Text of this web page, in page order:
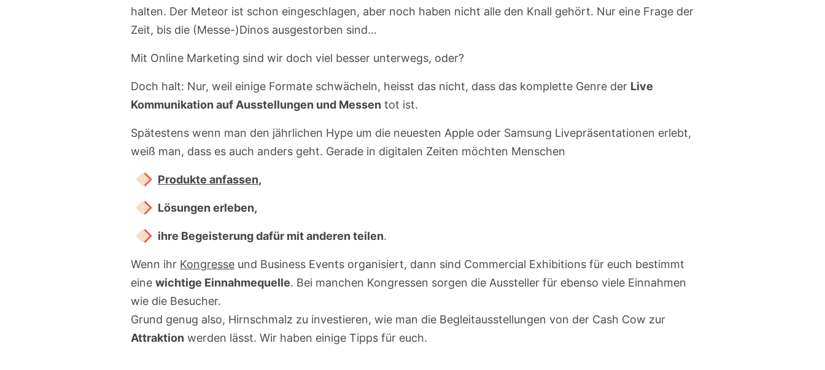
halten. Der Meteor ist schon eingeschlagen, aber noch haben nicht alle den Knall gehört. Nur eine Frage der
Zeit, bis die (Messe-)Dinos ausgestorben sind…
Mit Online Marketing sind wir doch viel besser unterwegs, oder?
Doch halt: Nur, weil einige Formate schwächeln, heisst das nicht, dass das komplette Genre der Live
Kommunikation auf Ausstellungen und Messen tot ist.
Spätestens wenn man den jährlichen Hype um die neuesten Apple oder Samsung Livepräsentationen erlebt,
weiß man, dass es auch anders geht. Gerade in digitalen Zeiten möchten Menschen
Produkte anfassen,
Lösungen erleben,
ihre Begeisterung dafür mit anderen teilen.
Wenn ihr Kongresse und Business Events organisiert, dann sind Commercial Exhibitions für euch bestimmt
eine wichtige Einnahmequelle. Bei manchen Kongressen sorgen die Aussteller für ebenso viele Einnahmen
wie die Besucher.
Grund genug also, Hirnschmalz zu investieren, wie man die Begleitausstellungen von der Cash Cow zur
Attraktion werden lässt. Wir haben einige Tipps für euch.